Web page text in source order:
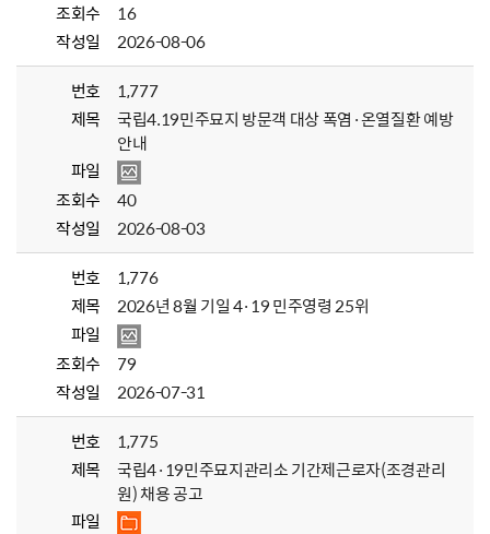
조회수
16
작성일
2026-08-06
번호
1,777
제목
국립4.19민주묘지 방문객 대상 폭염·온열질환 예방
안내
파일
조회수
40
작성일
2026-08-03
번호
1,776
제목
2026년 8월 기일 4·19 민주영령 25위
파일
조회수
79
작성일
2026-07-31
번호
1,775
제목
국립4·19민주묘지관리소 기간제근로자(조경관리
원) 채용 공고
파일